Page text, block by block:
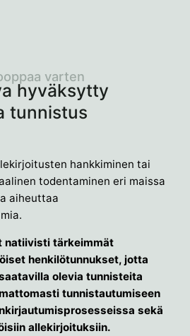
hyväksytty
tunnistus
varten
hankkiminen tai
todentaminen eri maissa
aiheuttaa
natiivisti tärkeimmät
henkilötunnukset, jotta
olevia tunnisteita
tunnistautumiseen
sekä
allekirjoituksiin.